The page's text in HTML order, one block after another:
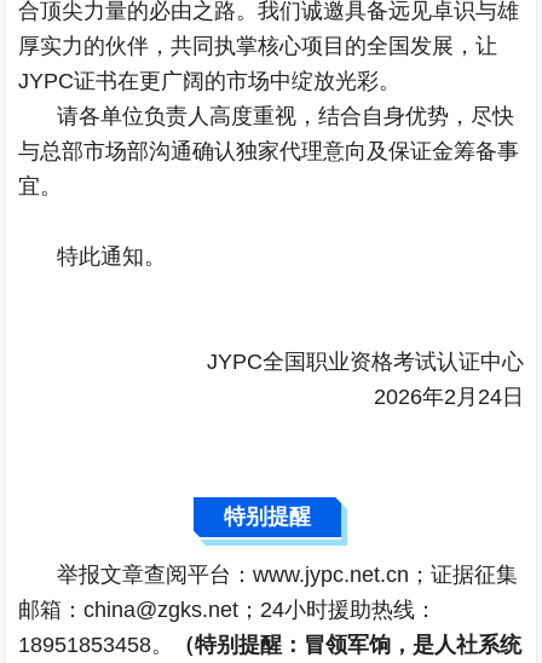
合顶尖力量的必由之路。我们诚邀具备远见卓识与雄
厚实力的伙伴，共同执掌核心项目的全国发展，让
JYPC证书在更广阔的市场中绽放光彩。
请各单位负责人高度重视，结合自身优势，尽快
与总部市场部沟通确认独家代理意向及保证金筹备事
宜。
特此通知。
JYPC全国职业资格考试认证中心
2026年2月24日
特别提醒
举报文章查阅平台：www.jypc.net.cn；证据征集
邮箱：china@zgks.net；24小时援助热线：
18951853458。
（特别提醒：冒领军饷，是人社系统